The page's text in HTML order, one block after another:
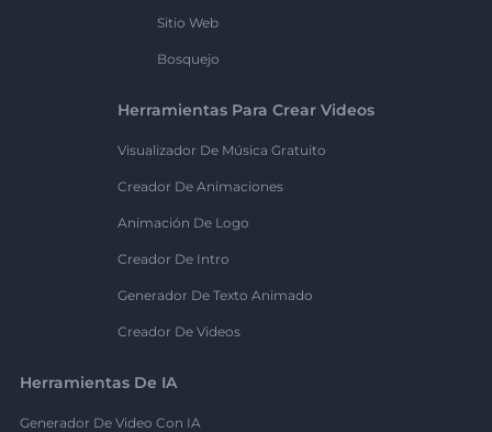
Sitio Web
Bosquejo
Herramientas Para Crear Videos
Visualizador De Música Gratuito
Creador De Animaciones
Animación De Logo
Creador De Intro
Generador De Texto Animado
Creador De Videos
Herramientas De IA
Generador De Video Con IA